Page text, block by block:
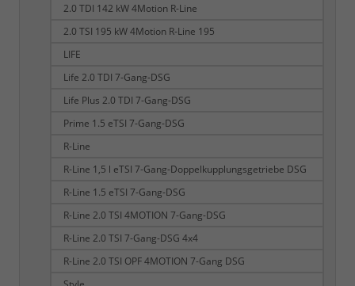
2.0 TDI 142 kW 4Motion R-Line
2.0 TSI 195 kW 4Motion R-Line 195
LIFE
Life 2.0 TDI 7-Gang-DSG
Life Plus 2.0 TDI 7-Gang-DSG
Prime 1.5 eTSI 7-Gang-DSG
R-Line
R-Line 1,5 l eTSI 7-Gang-Doppelkupplungsgetriebe DSG
R-Line 1.5 eTSI 7-Gang-DSG
R-Line 2.0 TSI 4MOTION 7-Gang-DSG
R-Line 2.0 TSI 7-Gang-DSG 4x4
R-Line 2.0 TSI OPF 4MOTION 7-Gang DSG